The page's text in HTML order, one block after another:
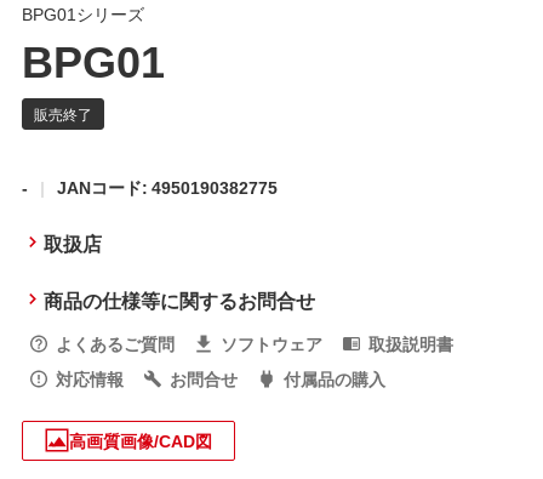
BPG01シリーズ
BPG01
- JANコード: 4950190382775
取扱店
商品の仕様等に関するお問合せ
よくあるご質問 ソフトウェア
取扱説明書
対応情報
お問合せ 付属品の購入
高画質画像/CAD図